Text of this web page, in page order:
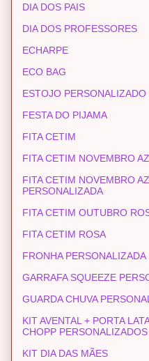
DIA DOS PAIS
DIA DOS PROFESSORES
ECHARPE
ECO BAG
ESTOJO PERSONALIZADO
FESTA DO PIJAMA
FITA CETIM
FITA CETIM NOVEMBRO
FITA CETIM NOVEMBRO
PERSONALIZADA
FITA CETIM OUTUBRO
FITA CETIM ROSA
FRONHA PERSONALIZADA
GARRAFA SQUEEZE
GUARDA CHUVA
KIT AVENTAL + PORTA
CHOPP PERSONALIZADOS
KIT DIA DAS MÃES